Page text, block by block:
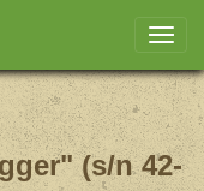
(s/n 42-